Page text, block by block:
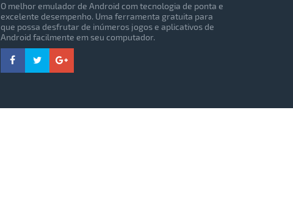
O melhor emulador de Android com tecnologia de ponta e
excelente desempenho. Uma ferramenta gratuita para
que possa desfrutar de inúmeros jogos e aplicativos de
Android facilmente em seu computador.